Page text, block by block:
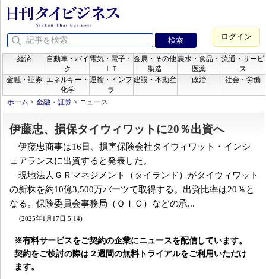
ログイン
経済
自動車・バイ
ク
電気・電子・
ＩＴ
金属・その他
製造
農水・食品・
医薬
流通・サービ
ス
金融・証券
エネルギー・
化学
運輸・インフ
ラ
建設・不動産 政治 社会・労働
ホーム > 金融・証券 > ニュース
伊藤忠、損保タイウィワットに20％出資へ
伊藤忠商事は16日、損害保険会社タイウィワット・インシ
ュアランスに出資すると発表した。
現地法人ＧＲマネジメント（タイランド）がタイウィワット
の新株を約10億3,500万バーツで取得する。出資比率は20％と
なる。保険委員会事務局（ＯＩＣ）などの承...
(2025年1月17日 5:14)
※有料サービスをご契約の企業にニュースを配信しています。
契約をご検討の際は２週間の無料トライアルをご利用いただけ
ます。